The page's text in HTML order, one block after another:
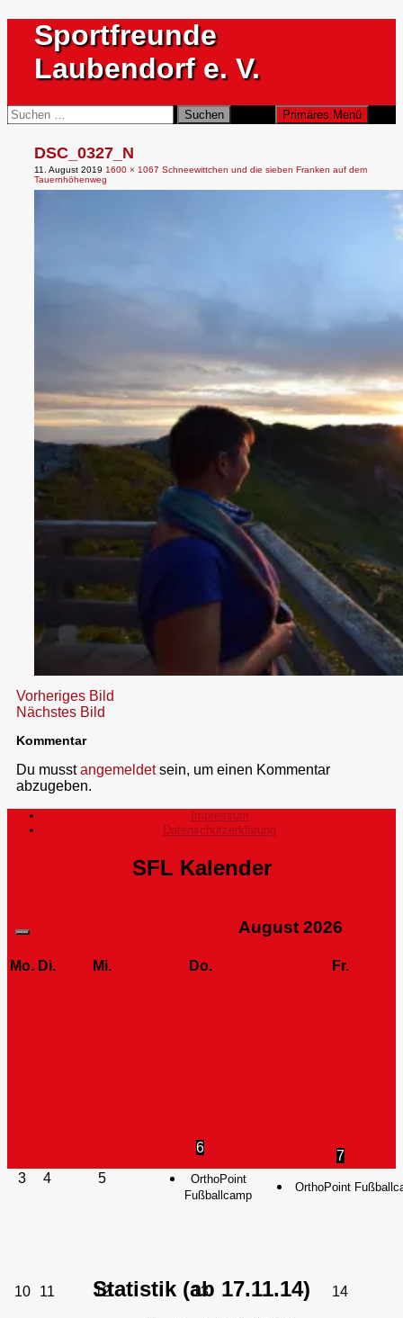
Inhalt
springen
Sportfreunde
Laubendorf e. V.
Suchen Primäres Menü
Suchen
nach:
DSC_0327_N
11. August 2019 1600 × 1067 Schneewittchen und die sieben Franken auf dem
Tauernhöhenweg
Vorheriges Bild
Nächstes Bild
Kommentar
Du musstangemeldetsein, um einen Kommentar
abzugeben.
Impressum
Datenschutzerklärung
SFL Kalender
August 2026
Mo. Di. Mi. Do. Fr.
3 4 5
6
OrthoPoint
Fußballcamp
7
OrthoPoint
10 11 12 13 14
Statistik (ab 17.11.14)